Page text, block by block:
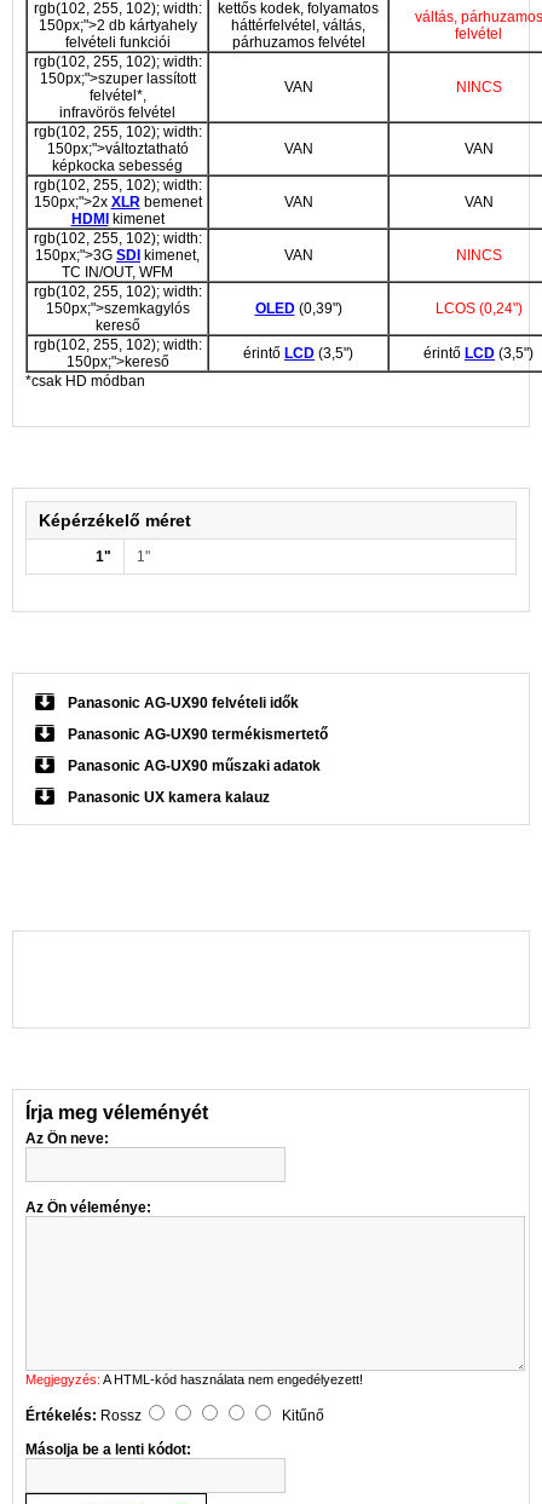
rgb(102, 255, 102); width:
150px;">2 db kártyahely
felvételi funkciói
kettős kodek, folyamatos
háttérfelvétel, váltás,
párhuzamos felvétel
váltás, párhuzamos
felvétel
rgb(102, 255, 102); width:
150px;">szuper lassított
felvétel*,
infravörös felvétel
VAN NINCS
rgb(102, 255, 102); width:
150px;">változtatható
képkocka sebesség
VAN VAN
rgb(102, 255, 102); width:
150px;">2x XLR bemenet
HDMIkimenet
VAN VAN
rgb(102, 255, 102); width:
150px;">3G SDI kimenet,
TC IN/OUT, WFM
VAN NINCS
rgb(102, 255, 102); width:
150px;">szemkagylós
kereső
OLED(0,39") LCOS (0,24")
rgb(102, 255, 102); width:
150px;">kereső
érintő LCD (3,5") érintő LCD (3,5")
*csak HD módban
Képérzékelő méret
1" 1"
Panasonic AG-UX90 felvételi idők
Panasonic AG-UX90 termékismertető
Panasonic AG-UX90 műszaki adatok
Panasonic UX kamera kalauz
Írja meg véleményét
Az Ön neve:
Az Ön véleménye:
Megjegyzés: A HTML-kód használata nem engedélyezett!
Értékelés: Rossz
Kitűnő
Másolja be a lenti kódot: